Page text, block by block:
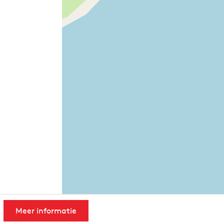
Meer informatie